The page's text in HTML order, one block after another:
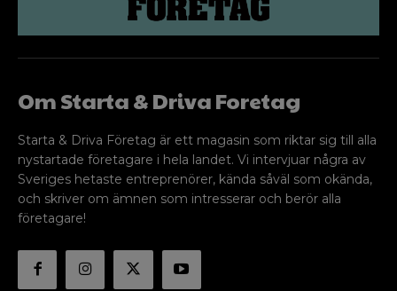
Om Starta & Driva Foretag
Starta & Driva Företag är ett magasin som riktar sig till alla
nystartade företagare i hela landet. Vi intervjuar några av
Sveriges hetaste entreprenörer, kända såväl som okända,
och skriver om ämnen som intresserar och berör alla
företagare!